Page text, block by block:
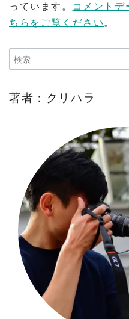
っています。
コメントデ
ちらをご覧ください。
著者：クリハラ